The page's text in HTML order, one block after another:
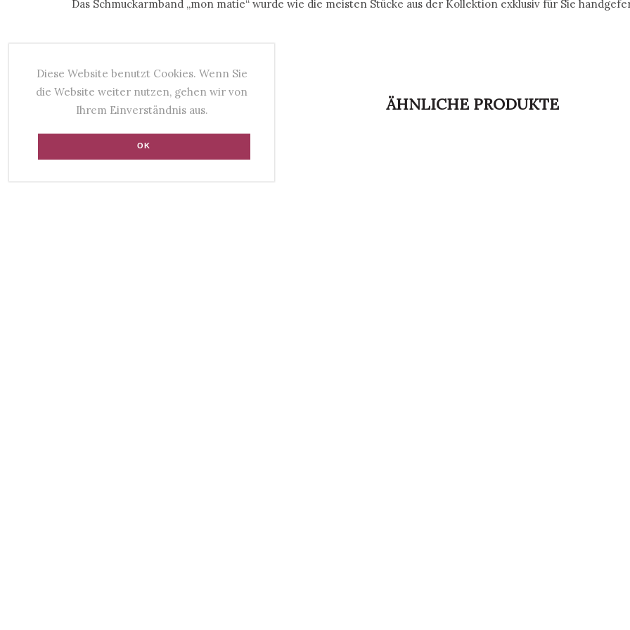
Diese Website benutzt Cookies. Wenn Sie
die Website weiter nutzen, gehen wir von
Ihrem Einverständnis aus.
OK
Das Schmuckarmband „mon matie“ wurde wie die meisten Stücke aus der Kollektion exklusiv für Sie
ÄHNLICHE PRODUKTE